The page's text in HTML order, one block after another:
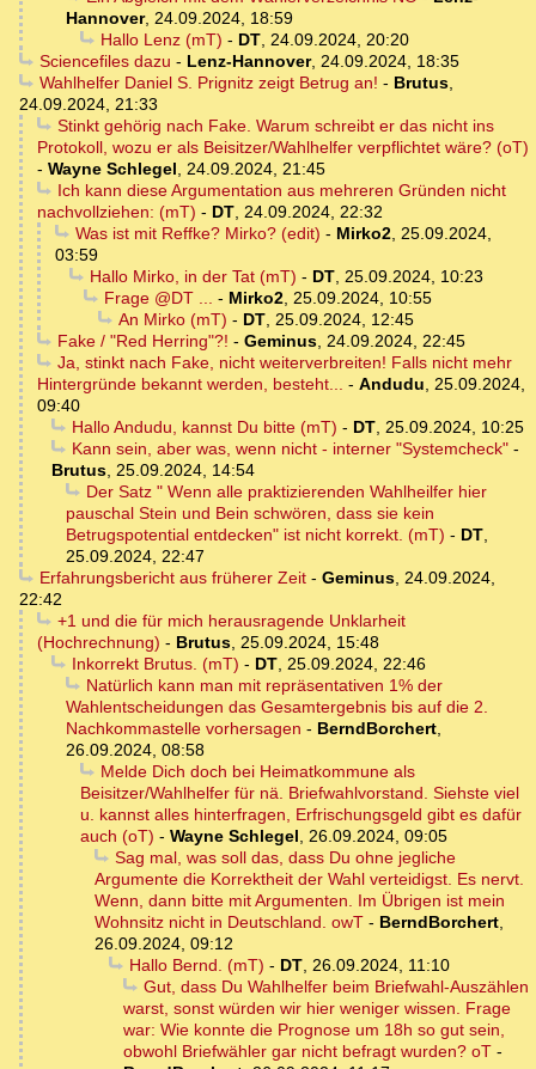
Hannover, 24.09.2024, 18:59
Hallo Lenz (mT) - DT, 24.09.2024, 20:20
Sciencefiles dazu - Lenz-Hannover, 24.09.2024, 18:35
Wahlhelfer Daniel S. Prignitz zeigt Betrug an! - Brutus,
24.09.2024, 21:33
Stinkt gehörig nach Fake. Warum schreibt er das nicht ins
Protokoll, wozu er als Beisitzer/Wahlhelfer verpflichtet wäre? (oT)
- Wayne Schlegel, 24.09.2024, 21:45
Ich kann diese Argumentation aus mehreren Gründen nicht
nachvollziehen: (mT) - DT, 24.09.2024, 22:32
Was ist mit Reffke? Mirko? (edit) - Mirko2, 25.09.2024,
03:59
Hallo Mirko, in der Tat (mT) - DT, 25.09.2024, 10:23
Frage @DT ... - Mirko2, 25.09.2024, 10:55
An Mirko (mT) - DT, 25.09.2024, 12:45
Fake / "Red Herring"?! - Geminus, 24.09.2024, 22:45
Ja, stinkt nach Fake, nicht weiterverbreiten! Falls nicht mehr
Hintergründe bekannt werden, besteht... - Andudu, 25.09.2024,
09:40
Hallo Andudu, kannst Du bitte (mT) - DT, 25.09.2024, 10:25
Kann sein, aber was, wenn nicht - interner "Systemcheck"-
Brutus, 25.09.2024, 14:54
Der Satz " Wenn alle praktizierenden Wahlheilfer hier
pauschal Stein und Bein schwören, dass sie kein
Betrugspotential entdecken" ist nicht korrekt. (mT) - DT,
25.09.2024, 22:47
Erfahrungsbericht aus früherer Zeit- Geminus, 24.09.2024,
22:42
+1 und die für mich herausragende Unklarheit
(Hochrechnung) - Brutus, 25.09.2024, 15:48
Inkorrekt Brutus. (mT) - DT, 25.09.2024, 22:46
Natürlich kann man mit repräsentativen 1% der
Wahlentscheidungen das Gesamtergebnis bis auf die 2.
Nachkommastelle vorhersagen - BerndBorchert,
26.09.2024, 08:58
Melde Dich doch bei Heimatkommune als
Beisitzer/Wahlhelfer für nä. Briefwahlvorstand. Siehste viel
u. kannst alles hinterfragen, Erfrischungsgeld gibt es dafür
auch (oT) - Wayne Schlegel, 26.09.2024, 09:05
Sag mal, was soll das, dass Du ohne jegliche
Argumente die Korrektheit der Wahl verteidigst. Es nervt.
Wenn, dann bitte mit Argumenten. Im Übrigen ist mein
Wohnsitz nicht in Deutschland. owT - BerndBorchert,
26.09.2024, 09:12
Hallo Bernd. (mT) - DT, 26.09.2024, 11:10
Gut, dass Du Wahlhelfer beim Briefwahl-Auszählen
warst, sonst würden wir hier weniger wissen. Frage
war: Wie konnte die Prognose um 18h so gut sein,
obwohl Briefwähler gar nicht befragt wurden? oT -